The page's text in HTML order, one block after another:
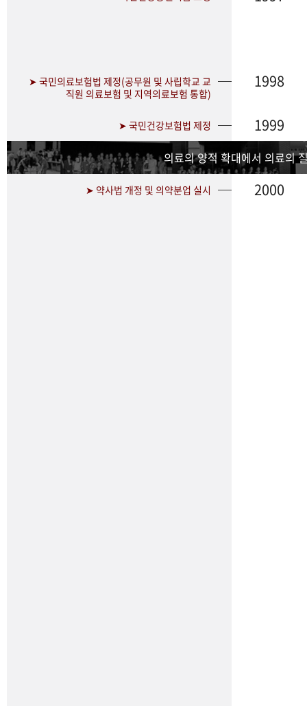
➤ 국민의료보험법 제정(공무원 및 사립학교 교
직원 의료보험 및 지역의료보험 통합)
1998
➤ 국민건강보험법 제정 1999
의료의 양적 확대에서 의료의
➤ 약사법 개정 및 의약분업 실시 2000